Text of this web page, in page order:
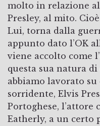
molto in relazione
Presley, al mito.
Lui, torna dalla
appunto dato l’OK
viene accolto come
questa sua natura
abbiamo lavorato su
sorridente, Elvis
Portoghese, l’attore
Eatherly, a un certo